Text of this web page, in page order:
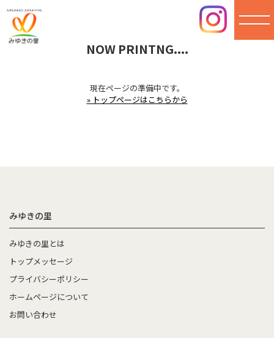
NOW PRINTNG....
現在ページの準備中です。
» トップページはこちらから
みゆきの里
みゆきの里とは
トップメッセージ
プライバシーポリシー
ホームページについて
お問い合わせ